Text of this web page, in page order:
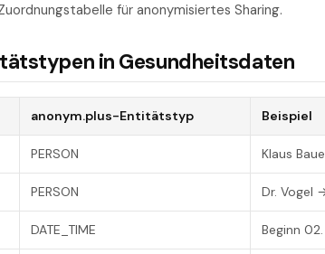
für anonymisiertes Sharing.
in Gesundheitsdaten
anonym.plus-Entitätstyp Beispiel
PERSON Klaus
PERSON Dr. Vogel
DATE_TIME Beginn